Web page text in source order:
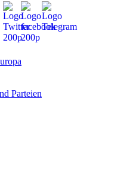
Parteien